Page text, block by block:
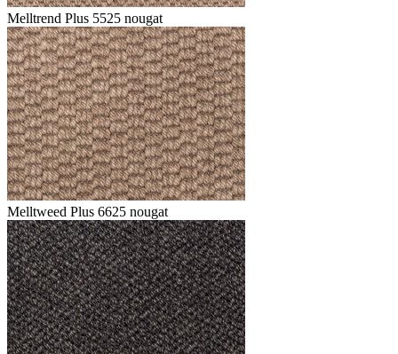
Melltrend Plus 5525 nougat
Melltweed Plus 6625 nougat